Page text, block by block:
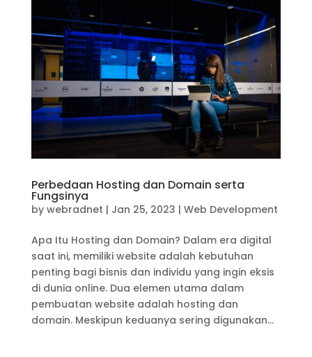
Perbedaan Hosting dan Domain serta
Fungsinya
by webradnet | Jan 25, 2023 | Web Development
Apa Itu Hosting dan Domain? Dalam era digital
saat ini, memiliki website adalah kebutuhan
penting bagi bisnis dan individu yang ingin eksis
di dunia online. Dua elemen utama dalam
pembuatan website adalah hosting dan
domain. Meskipun keduanya sering digunakan...